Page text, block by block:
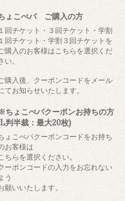
ょこぺパ ご購入の方
１回チケット・３回チケット・学割
１回チケット・学割３回チケットを
ご購入のお客様はこちらを選択くだ
い。
ご購入後、クーポンコードをメール
てお知らせいたします。
ちょこぺパクーポンお持ちの方
判半裁：最大20枚)
ょこぺパクーポンコードをお持ち
お客様は
こちらを選択ください。
ーポンコードの入力をお忘れない
う
願いいたします。